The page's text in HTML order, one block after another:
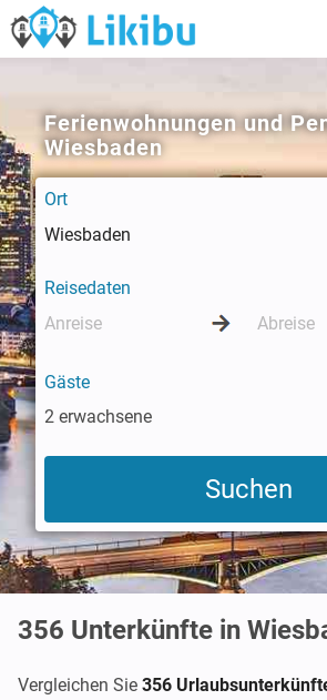
Ferienwohnungen und
Wiesbaden
Ort
Reisedaten
Gäste
2 erwachsene
356 Unterkünfte in
Vergleichen Sie 356